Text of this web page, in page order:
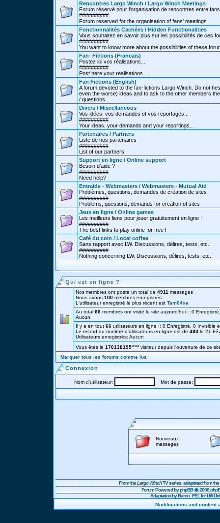
Rencontres Largo Winch / Largo Winch Meetings
Forum réservé pour l'organisation de rencontres entre fans
##########
Forum reserved for the organisation of fans' meetings
Fonctionnalités Cachées / Hidden Functionalities
Vous souhaitez en savoir plus sur les possibilités de ces
##########
You want to know more about the possibilities of these
Fan- Fictions (Francais)
Postez ici vos réalisations...
##########
Post here your realisations...
Fan Fictions (English)
A forum devoted to the fan-fictions Largo Winch. Do not
even the worse) ideas and to ask to the other members
/ questions...
Divers / Miscellaneous
Vos idées, vos demandes et vos reportages...
##########
Your ideas, your demands and your reportings...
Partenaires / Partners
Liste de nos partenaires
##########
List of our partners
Support en ligne / Online support
Besoin d'aide ?
##########
Need help?
Entraide - Webmasters / Webmasters - Mutual Aid
Problèmes, questions, demandes de création de sites
##########
Problems, questions, demands for creation of sites
Jeux en ligne / Online games
Les meilleurs liens pour jouer gratuitement en ligne !
##########
The best links to play online for free !
Café du coin / Local coffee
Sans rapport avec LW. Discussions, délires, tests, etc.
##########
Nothing concerning LW. Discussions, délires, tests, etc.
Qui est en ligne ?
Nos membres ont posté un total de 4911 messages
Nous avons 100 membres enregistrés
L'utilisateur enregistré le plus récent est Tam04xa
Au total 66 membres ont visité le site aujourd'hui :: 0
Aucun
Il y a en tout 66 utilisateurs en ligne :: 0 Enregistré, 0
Le record du nombre d'utilisateurs en ligne est de 493 le 21
Utilisateurs enregistrés: Aucun
Vous étes le 170138195éme visiteur depuis l'ouverture de ce
Marquer tous les forums comme lus
Connexion
Nom d'utilisateur: Mot de passe:
Nouveaux
messages
From theLargo WinchTV series, adaptated from
Forum Powered byphpBB� 2006
Adaptation by Baron_FEL for LW
Modifications and content